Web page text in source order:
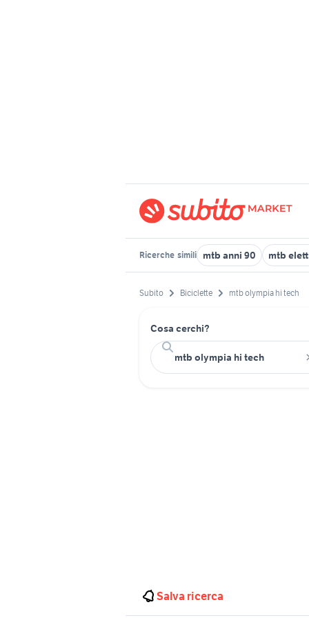
Ricerche simili mtb anni 90 mtb
Subito Biciclette mtb olympia hi tech
Cosa cerchi?
Salva ricerca